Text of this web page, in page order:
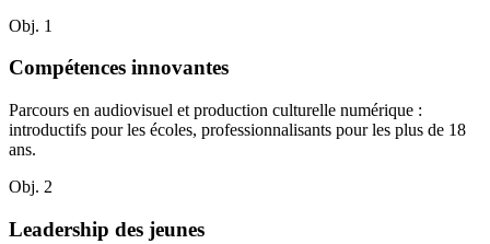
Obj. 1
Compétences innovantes
Parcours en audiovisuel et production culturelle numérique :
introductifs pour les écoles, professionnalisants pour les plus de 18
ans.
Obj. 2
Leadership des jeunes